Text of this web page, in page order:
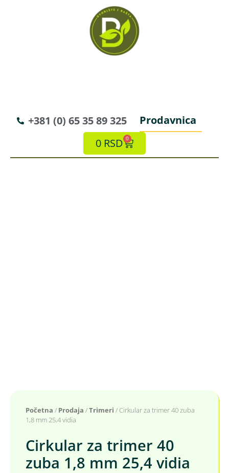
+381 (0) 65 35 89 325
Prodavnica
0 RSD 0
Početna / Prodaja /Trimeri / Cirkular za trimer 40 zuba
1,8 mm 25,4 vidia
Cirkular za trimer 40
zuba 1,8 mm 25,4 vidia